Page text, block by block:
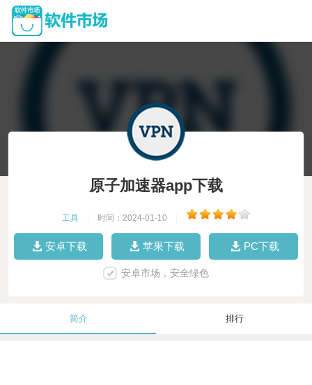
原子加速器app下载
工具 时间：2024-01-10
安卓下载 苹果下载 PC下载
安卓市场，安全绿色
简介 排行